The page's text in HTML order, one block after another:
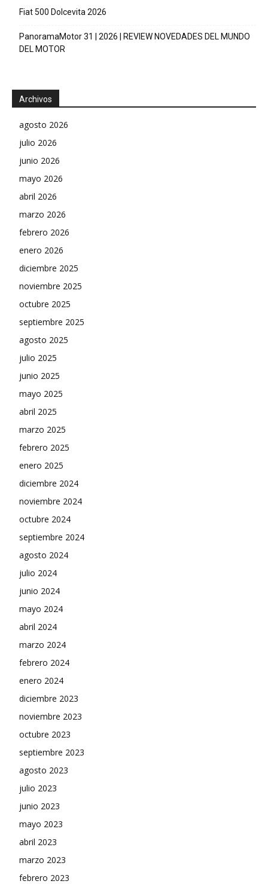
Fiat 500 Dolcevita 2026
PanoramaMotor 31 | 2026 | REVIEW NOVEDADES DEL MUNDO
DEL MOTOR
Archivos
agosto 2026
julio 2026
junio 2026
mayo 2026
abril 2026
marzo 2026
febrero 2026
enero 2026
diciembre 2025
noviembre 2025
octubre 2025
septiembre 2025
agosto 2025
julio 2025
junio 2025
mayo 2025
abril 2025
marzo 2025
febrero 2025
enero 2025
diciembre 2024
noviembre 2024
octubre 2024
septiembre 2024
agosto 2024
julio 2024
junio 2024
mayo 2024
abril 2024
marzo 2024
febrero 2024
enero 2024
diciembre 2023
noviembre 2023
octubre 2023
septiembre 2023
agosto 2023
julio 2023
junio 2023
mayo 2023
abril 2023
marzo 2023
febrero 2023